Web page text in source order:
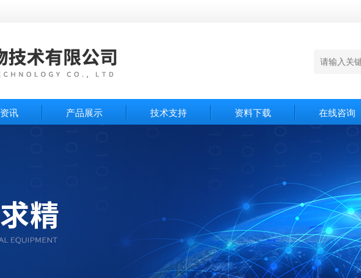
讯 产品展示 技术支持 资料下载 在线咨询